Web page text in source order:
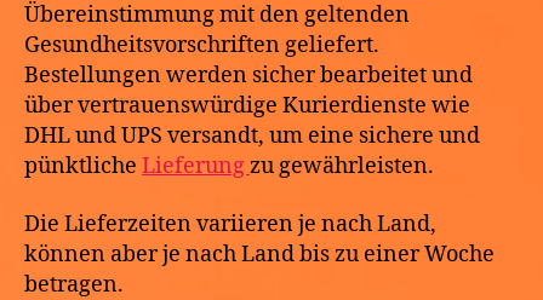
Übereinstimmung mit den geltenden
Gesundheitsvorschriften geliefert.
Bestellungen werden sicher bearbeitet und
über vertrauenswürdige Kurierdienste wie
DHL und UPS versandt, um eine sichere und
pünktliche Lieferungzu gewährleisten.
Die Lieferzeiten variieren je nach Land,
können aber je nach Land bis zu einer Woche
betragen.